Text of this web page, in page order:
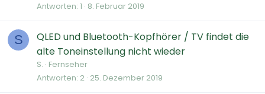
Antworten 1 8. Februar 2019
S
QLED und Bluetooth-Kopfhörer / TV findet die
alte Toneinstellung nicht wieder
S. Fernseher
Antworten 2 25. Dezember 2019